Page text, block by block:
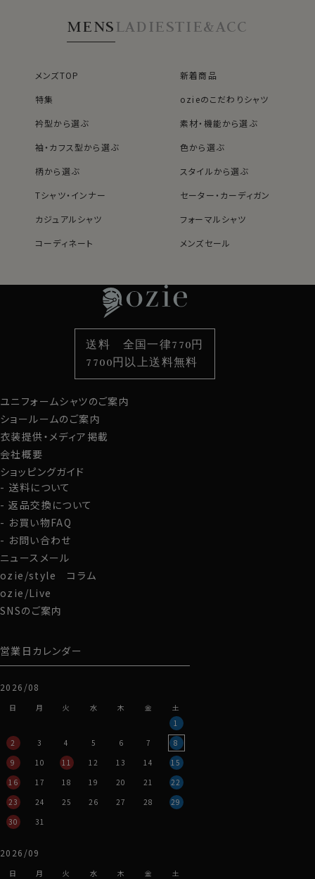
MENSLADIESTIE&ACC
メンズTOP
新着商品
特集
ozieのこだわりシャツ
衿型から選ぶ
素材・機能から選ぶ
袖・カフス型から選ぶ
色から選ぶ
柄から選ぶ
スタイルから選ぶ
Tシャツ・インナー
セーター・カーディガン
カジュアルシャツ
フォーマルシャツ
コーディネート
メンズセール
袖・カフス型から選ぶ
色から選ぶ
柄から選ぶ
スタイルから選ぶ
カジュアルシャツ
定番シャツ
カフスボタン
サスペンダー
財布・名刺入れ
バッグ
ストール・マフラー
グローブ
ユニフォームシャツのご案内
ショールームのご案内
衣装提供・メディア掲載
会社概要
ショッピングガイド
送料について
返品交換について
お買い物FAQ
お問い合わせ
ニュースメール
ozie/style コラム
ozie/Live
SNSのご案内
営業日カレンダー
2026/08
日 月 火 水 木 金
土
1
2
3 4 5 6 7
8
9
10 11 12 13 14
15
16
17 18 19 20 21
22
23
24 25 26 27 28
29
30
31
2026/09
日 月 火 水 木 金 土
送料 全国一律770円
7700円以上送料無料